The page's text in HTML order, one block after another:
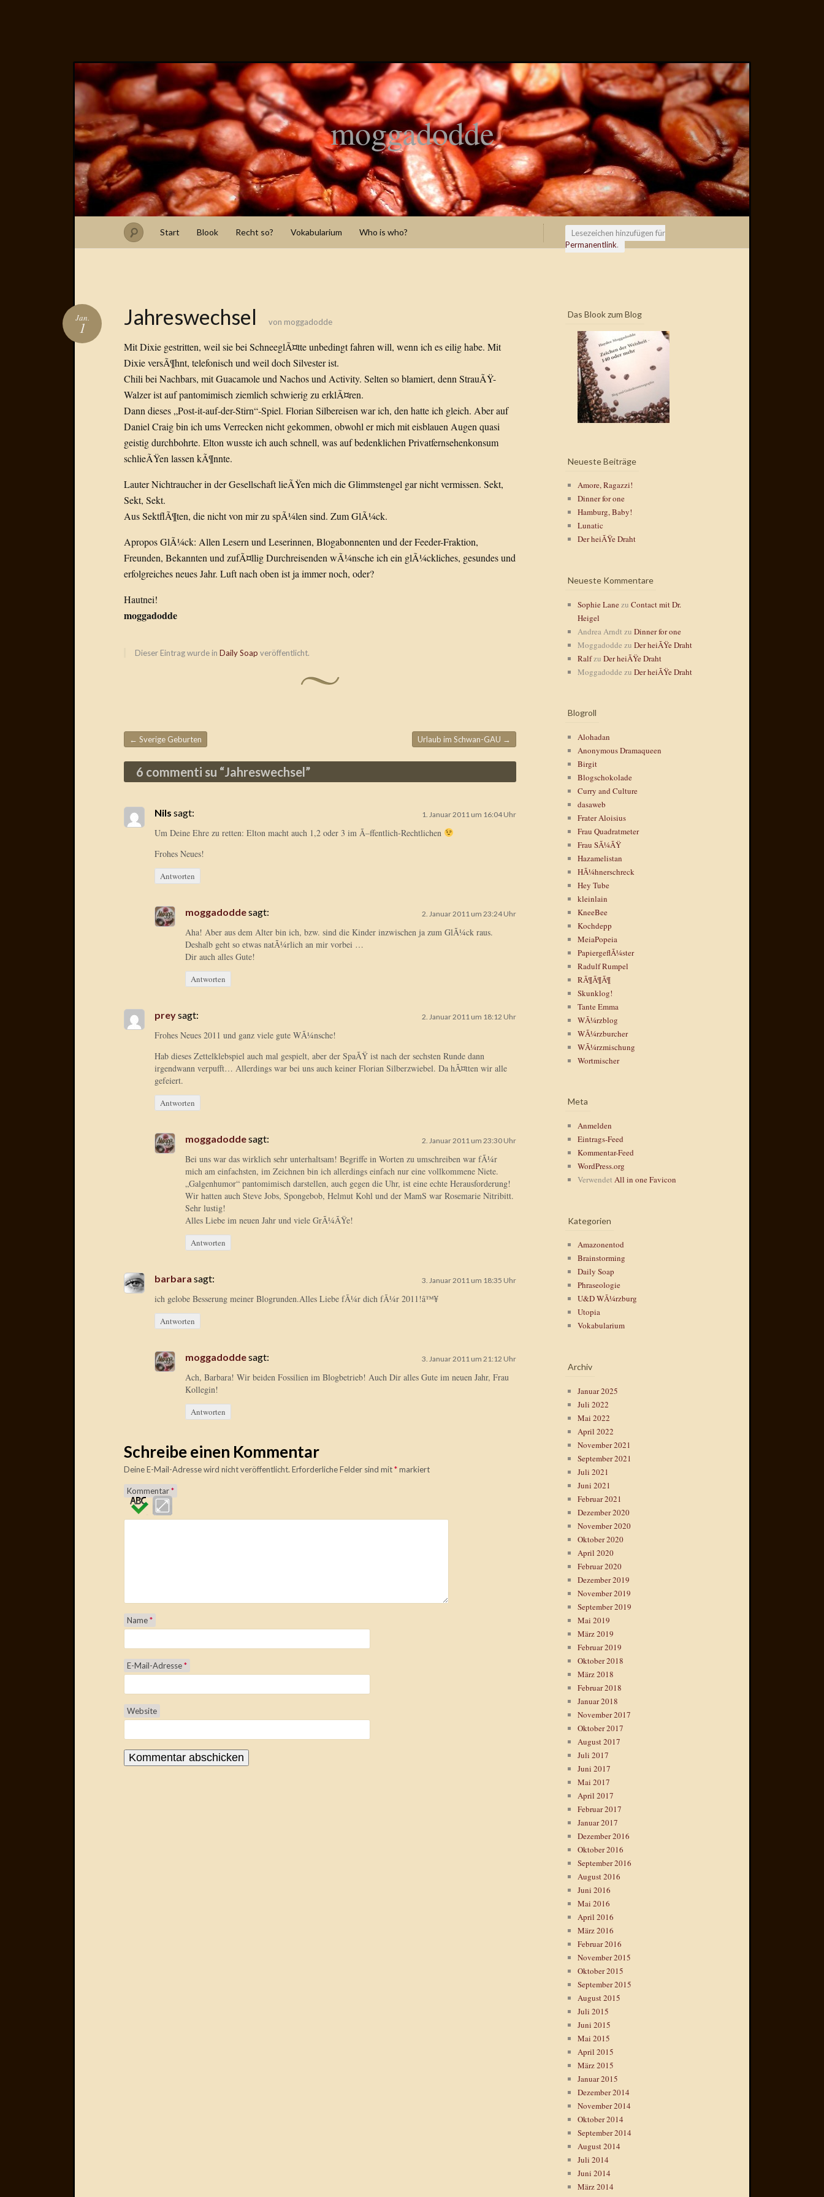
moggadodde
Start Blook Recht so? Vokabularium Who is who?
Lesezeichen hinzufügen für
Permanentlink.
Jahreswechsel
Jan.
1 von moggadodde
Mit Dixie gestritten, weil sie bei SchneeglÃ¤tte unbedingt fahren will, wenn ich es eilig habe. Mit
Dixie versÃ¶hnt, telefonisch und weil doch Silvester ist.
Chili bei Nachbars, mit Guacamole und Nachos und Activity. Selten so blamiert, denn StrauÃŸ-
Walzer ist auf pantomimisch ziemlich schwierig zu erklÃ¤ren.
Dann dieses „Post-it-auf-der-Stirn“-Spiel. Florian Silbereisen war ich, den hatte ich gleich. Aber auf
Daniel Craig bin ich ums Verrecken nicht gekommen, obwohl er mich mit eisblauen Augen quasi
geistig durchbohrte. Elton wusste ich auch schnell, was auf bedenklichen Privatfernsehenkonsum
schlieÃŸen lassen kÃ¶nnte.
Lauter Nichtraucher in der Gesellschaft lieÃŸen mich die Glimmstengel gar nicht vermissen. Sekt,
Sekt, Sekt.
Aus SektflÃ¶ten, die nicht von mir zu spÃ¼len sind. Zum GlÃ¼ck.
Apropos GlÃ¼ck: Allen Lesern und Leserinnen, Blogabonnenten und der Feeder-Fraktion,
Freunden, Bekannten und zufÃ¤llig Durchreisenden wÃ¼nsche ich ein glÃ¼ckliches, gesundes und
erfolgreiches neues Jahr. Luft nach oben ist ja immer noch, oder?
Hautnei!
moggadodde
Dieser Eintrag wurde in Daily Soap veröffentlicht.
Beitragsnavigation
← Sverige Geburten Urlaub im Schwan-GAU →
6 commenti su “Jahreswechsel”
Nils sagt: 1. Januar 2011 um 16:04 Uhr
Um Deine Ehre zu retten: Elton macht auch 1,2 oder 3 im Ã–ffentlich-Rechtlichen
Frohes Neues!
Antworten
moggadoddesagt: 2. Januar 2011 um 23:24 Uhr
Aha! Aber aus dem Alter bin ich, bzw. sind die Kinder inzwischen ja zum GlÃ¼ck raus.
Deshalb geht so etwas natÃ¼rlich an mir vorbei …
Dir auch alles Gute!
Antworten
preysagt: 2. Januar 2011 um 18:12 Uhr
Frohes Neues 2011 und ganz viele gute WÃ¼nsche!
Hab dieses Zettelklebspiel auch mal gespielt, aber der SpaÃŸ ist nach der sechsten Runde dann
irgendwann verpufft… Allerdings war bei uns auch keiner Florian Silberzwiebel. Da hÃ¤tten wir alle
gefeiert.
Antworten
moggadoddesagt: 2. Januar 2011 um 23:30 Uhr
Bei uns war das wirklich sehr unterhaltsam! Begriffe in Worten zu umschreiben war fÃ¼r
mich am einfachsten, im Zeichnen bin ich allerdings einfach nur eine vollkommene Niete.
„Galgenhumor“ pantomimisch darstellen, auch gegen die Uhr, ist eine echte Herausforderung!
Wir hatten auch Steve Jobs, Spongebob, Helmut Kohl und der MamS war Rosemarie Nitribitt.
Sehr lustig!
Alles Liebe im neuen Jahr und viele GrÃ¼ÃŸe!
Antworten
barbara sagt: 3. Januar 2011 um 18:35 Uhr
ich gelobe Besserung meiner Blogrunden.Alles Liebe fÃ¼r dich fÃ¼r 2011!â™¥
Antworten
moggadoddesagt: 3. Januar 2011 um 21:12 Uhr
Ach, Barbara! Wir beiden Fossilien im Blogbetrieb! Auch Dir alles Gute im neuen Jahr, Frau
Kollegin!
Antworten
Schreibe einen Kommentar
Deine E-Mail-Adresse wird nicht veröffentlicht. Erforderliche Felder sind mit*markiert
Kommentar*
Name*
E-Mail-Adresse*
Website
Das Blook zum Blog
Neueste Beiträge
Amore, Ragazzi!
Dinner for one
Hamburg, Baby!
Lunatic
Der heiÃŸe Draht
Neueste Kommentare
Sophie Lanezu Contact mit Dr.
Heigel
Andrea Arndt zu Dinner for one
Moggadodde zu Der heiÃŸe Draht
Ralfzu Der heiÃŸe Draht
Moggadodde zu Der heiÃŸe Draht
Blogroll
Alohadan
Anonymous Dramaqueen
Birgit
Blogschokolade
Curry and Culture
dasaweb
Frater Aloisius
Frau Quadratmeter
Frau SÃ¼ÃŸ
Hazamelistan
HÃ¼hnerschreck
Hey Tube
kleinlain
KneeBee
Kochdepp
MeiaPopeia
PapiergeflÃ¼ster
Radulf Rumpel
RÃ¶Ã¶Ã¶
Skunklog!
Tante Emma
WÃ¼rzblog
WÃ¼rzburcher
WÃ¼rzmischung
Wortmischer
Meta
Anmelden
Eintrags-Feed
Kommentar-Feed
WordPress.org
Verwendet All in one Favicon
Kategorien
Amazonentod
Brainstorming
Daily Soap
Phraseologie
U&D WÃ¼rzburg
Utopia
Vokabularium
Archiv
Januar 2025
Juli 2022
Mai 2022
April 2022
November 2021
September 2021
Juli 2021
Juni 2021
Februar 2021
Dezember 2020
November 2020
Oktober 2020
April 2020
Februar 2020
Dezember 2019
November 2019
September 2019
Mai 2019
März 2019
Februar 2019
Oktober 2018
März 2018
Februar 2018
Januar 2018
November 2017
Oktober 2017
August 2017
Juli 2017
Juni 2017
Mai 2017
April 2017
Februar 2017
Januar 2017
Dezember 2016
Oktober 2016
September 2016
August 2016
Juni 2016
Mai 2016
April 2016
März 2016
Februar 2016
November 2015
Oktober 2015
September 2015
August 2015
Juli 2015
Juni 2015
Mai 2015
April 2015
März 2015
Januar 2015
Dezember 2014
November 2014
Oktober 2014
September 2014
August 2014
Juli 2014
Juni 2014
März 2014